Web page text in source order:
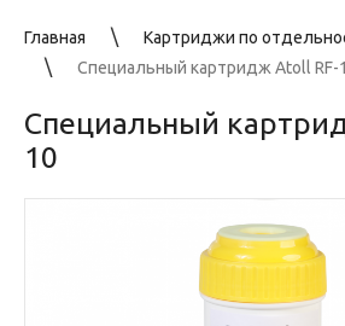
Главная
Картриджи по
Специальный картридж Atoll RF-
Специальный
10